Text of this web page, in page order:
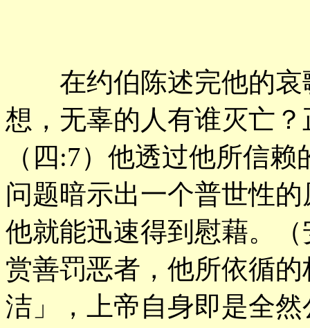
在约伯陈述完他的哀
想，无辜的人有谁灭亡
（四:7）他透过他所信
问题暗示出一个普世性
他就能迅速得到慰藉。
赏善罚恶者，他所依循
洁」，上帝自身即是全